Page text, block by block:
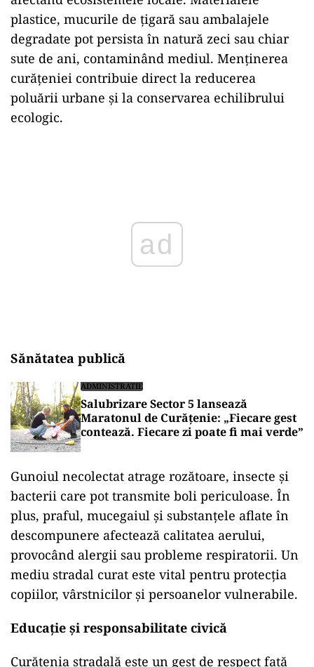
plastice, mucurile de țigară sau ambalajele
degradate pot persista în natură zeci sau chiar
sute de ani, contaminând mediul. Menținerea
curățeniei contribuie direct la reducerea
poluării urbane și la conservarea echilibrului
ecologic.
Sănătatea publică
ADMINISTRATIE
Salubrizare Sector 5 lansează
Maratonul de Curățenie: „Fiecare gest
contează. Fiecare zi poate fi mai verde”
Gunoiul necolectat atrage rozătoare, insecte și
bacterii care pot transmite boli periculoase. În
plus, praful, mucegaiul și substanțele aflate în
descompunere afectează calitatea aerului,
provocând alergii sau probleme respiratorii. Un
mediu stradal curat este vital pentru protecția
copiilor, vârstnicilor și persoanelor vulnerabile.
Educație și responsabilitate civică
Curățenia stradală este un gest de respect față